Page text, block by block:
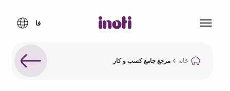
خانه مرجع جامع کسب و کار